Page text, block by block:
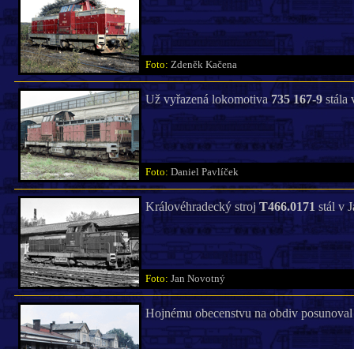
Foto: Zdeněk Kačena
Už vyřazená lokomotiva735 167-9stála
Foto: Daniel Pavlíček
Královéhradecký stroj T466.0171 stál v
Foto: Jan Novotný
Hojnému obecenstvu na obdiv